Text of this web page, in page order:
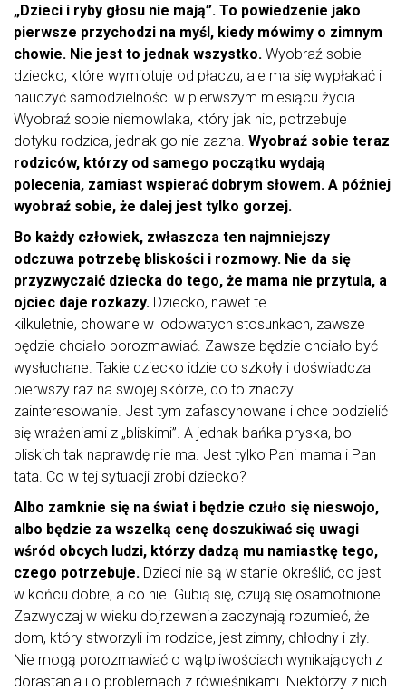
„Dzieci i ryby głosu nie mają”. To powiedzenie jako
pierwsze przychodzi na myśl, kiedy mówimy o zimnym
chowie. Nie jest to jednak wszystko. Wyobraź sobie
dziecko, które wymiotuje od płaczu, ale ma się wypłakać i
nauczyć samodzielności w pierwszym miesiącu życia.
Wyobraź sobie niemowlaka, który jak nic, potrzebuje
dotyku rodzica, jednak go nie zazna. Wyobraź sobie teraz
rodziców, którzy od samego początku wydają
polecenia, zamiast wspierać dobrym słowem. A później
wyobraź sobie, że dalej jest tylko gorzej.
Bo każdy człowiek, zwłaszcza ten najmniejszy
odczuwa potrzebę bliskości i rozmowy. Nie da się
przyzwyczaić dziecka do tego, że mama nie przytula, a
ojciec daje rozkazy. Dziecko, nawet te
kilkuletnie, chowane w lodowatych stosunkach, zawsze
będzie chciało porozmawiać. Zawsze będzie chciało być
wysłuchane. Takie dziecko idzie do szkoły i doświadcza
pierwszy raz na swojej skórze, co to znaczy
zainteresowanie. Jest tym zafascynowane i chce podzielić
się wrażeniami z „bliskimi”. A jednak bańka pryska, bo
bliskich tak naprawdę nie ma. Jest tylko Pani mama i Pan
tata. Co w tej sytuacji zrobi dziecko?
Albo zamknie się na świat i będzie czuło się nieswojo,
albo będzie za wszelką cenę doszukiwać się uwagi
wśród obcych ludzi, którzy dadzą mu namiastkę tego,
czego potrzebuje. Dzieci nie są w stanie określić, co jest
w końcu dobre, a co nie. Gubią się, czują się osamotnione.
Zazwyczaj w wieku dojrzewania zaczynają rozumieć, że
dom, który stworzyli im rodzice, jest zimny, chłodny i zły.
Nie mogą porozmawiać o wątpliwościach wynikających z
dorastania i o problemach z rówieśnikami. Niektórzy z nich